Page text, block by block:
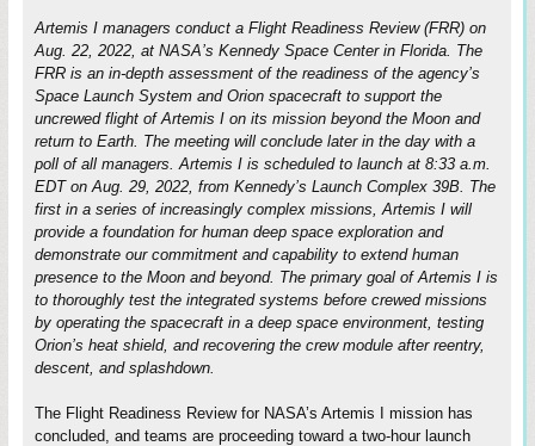
Artemis I managers conduct a Flight Readiness Review (FRR) on
Aug. 22, 2022, at NASA’s Kennedy Space Center in Florida. The
FRR is an in-depth assessment of the readiness of the agency’s
Space Launch System and Orion spacecraft to support the
uncrewed flight of Artemis I on its mission beyond the Moon and
return to Earth. The meeting will conclude later in the day with a
poll of all managers. Artemis I is scheduled to launch at 8:33 a.m.
EDT on Aug. 29, 2022, from Kennedy’s Launch Complex 39B. The
first in a series of increasingly complex missions, Artemis I will
provide a foundation for human deep space exploration and
demonstrate our commitment and capability to extend human
presence to the Moon and beyond. The primary goal of Artemis I is
to thoroughly test the integrated systems before crewed missions
by operating the spacecraft in a deep space environment, testing
Orion’s heat shield, and recovering the crew module after reentry,
descent, and splashdown.
The Flight Readiness Review for NASA’s Artemis I mission has
concluded, and teams are proceeding toward a two-hour launch